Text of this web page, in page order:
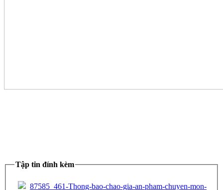
Tập tin đính kèm
87585_461-Thong-bao-chao-gia-an-pham-chuyen-mon-